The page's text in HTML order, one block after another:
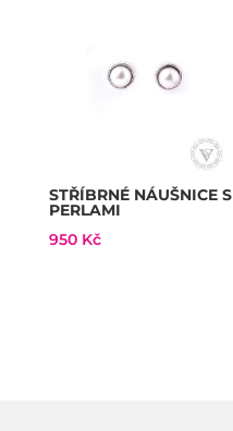
STŘÍBRNÉ NÁUŠNICE S
PERLAMI
950 Kč